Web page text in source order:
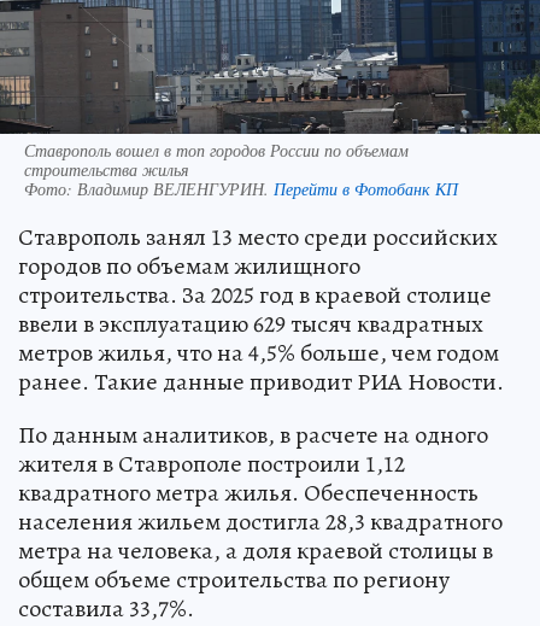
Ставрополь вошел в топ городов России по объемам
строительства жилья
Фото: Владимир ВЕЛЕНГУРИН. Перейти в Фотобанк КП
Ставрополь занял 13 место среди российских
городов по объемам жилищного
строительства. За 2025 год в краевой столице
ввели в эксплуатацию 629 тысяч квадратных
метров жилья, что на 4,5% больше, чем годом
ранее. Такие данные приводит РИА Новости.
По данным аналитиков, в расчете на одного
жителя в Ставрополе построили 1,12
квадратного метра жилья. Обеспеченность
населения жильем достигла 28,3 квадратного
метра на человека, а доля краевой столицы в
общем объеме строительства по региону
составила 33,7%.